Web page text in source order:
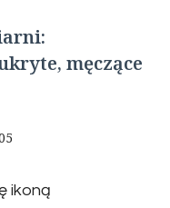
męczące
ikoną